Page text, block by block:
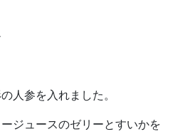
人参を入れました。
ジュースのゼリーとすいかを